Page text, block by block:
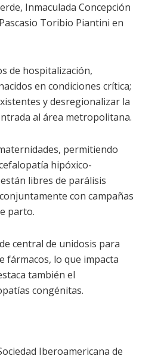
Inmaculada Concepción
Toribio Piantini en
de hospitalización,
en condiciones crítica;
y desregionalizar la
al área metropolitana.
permitiendo
hipóxico-
libres de parálisis
con campañas
parto.
central de unidosis para
fármacos, lo que impacta
también el
congénitas.
Iberoamericana de